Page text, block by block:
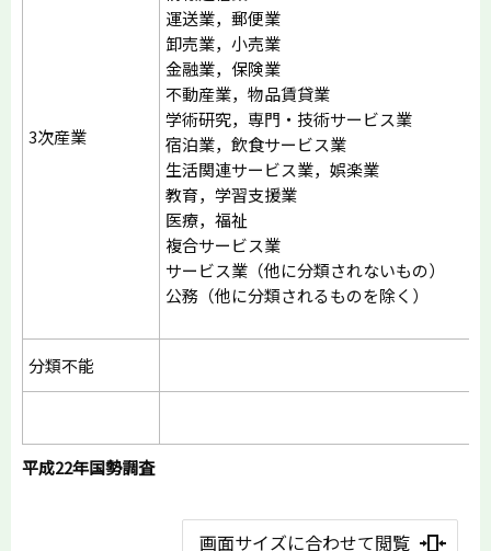
3次産業
運送業，郵便業
卸売業，小売業
金融業，保険業
不動産業，物品賃貸業
学術研究，専門・技術サービス業
宿泊業，飲食サービス業
生活関連サービス業，娯楽業
教育，学習支援業
医療，福祉
複合サービス業
サービス業（他に分類されないもの）
公務（他に分類されるものを除く）
分類不能
平成22年国勢調査
画面サイズに合わせて閲覧